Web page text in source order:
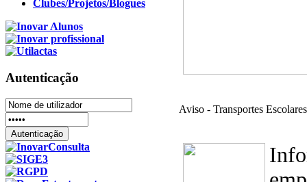
Aviso - Transportes
Clubes/Projetos/Blogues
Autenticação